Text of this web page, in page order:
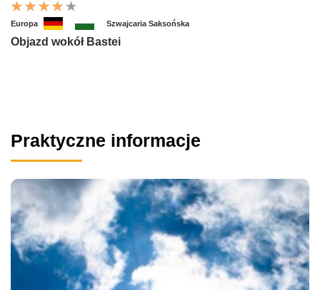
Europa Szwajcaria Saksońska
Objazd wokół Bastei
Praktyczne informacje